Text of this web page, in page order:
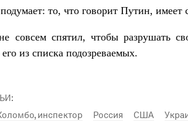
то, что говорит Путин, имеет
совсем спятил, чтобы разрушать
из списка подозреваемых.
инспектор Россия США